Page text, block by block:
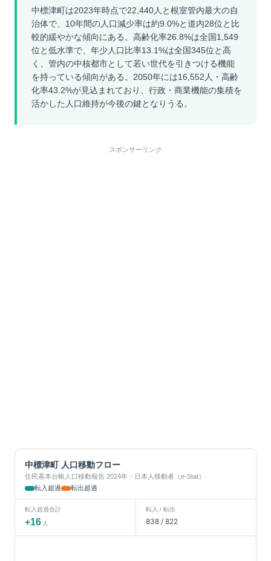
中標津町は2023年時点で22,440人と根室管内最大の自
治体で、10年間の人口減少率は約9.0%と道内28位と比
較的緩やかな傾向にある。高齢化率26.8%は全国1,549
位と低水準で、年少人口比率13.1%は全国345位と高
く、管内の中核都市として若い世代を引きつける機能
を持っている傾向がある。2050年には16,552人・高齢
化率43.2%が見込まれており、行政・商業機能の集積を
活かした人口維持が今後の鍵となりうる。
スポンサーリンク
中標津町人口移動フロー
住民基本台帳人口移動報告 2024年・日本人移動者（e-Stat）
転入超過
転出超過
転入超過合計
+16 人
転入 / 転出
838/ 822